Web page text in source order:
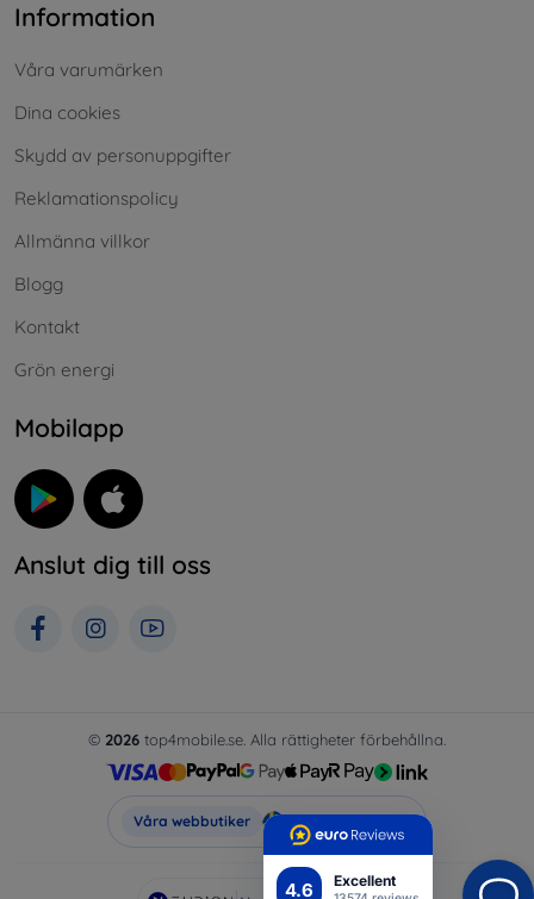
4.6 Excellent
Information
Våra varumärken
Dina cookies
Skydd av personuppgifter
Reklamationspolicy
Allmänna villkor
Blogg
Kontakt
Grön energi
Mobilapp
Anslut dig till oss
© 2026 top4mobile.se. Alla rättigheter förbehållna.
Våra webbutiker Top4Mobile.se